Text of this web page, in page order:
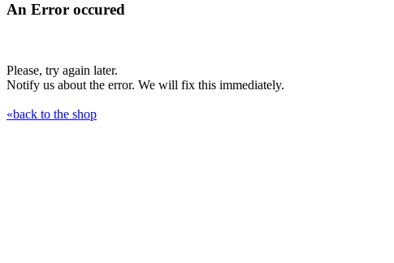
An Error occured
Please, try again later.
Notify us about the error. We will fix this immediately.
«back to the shop